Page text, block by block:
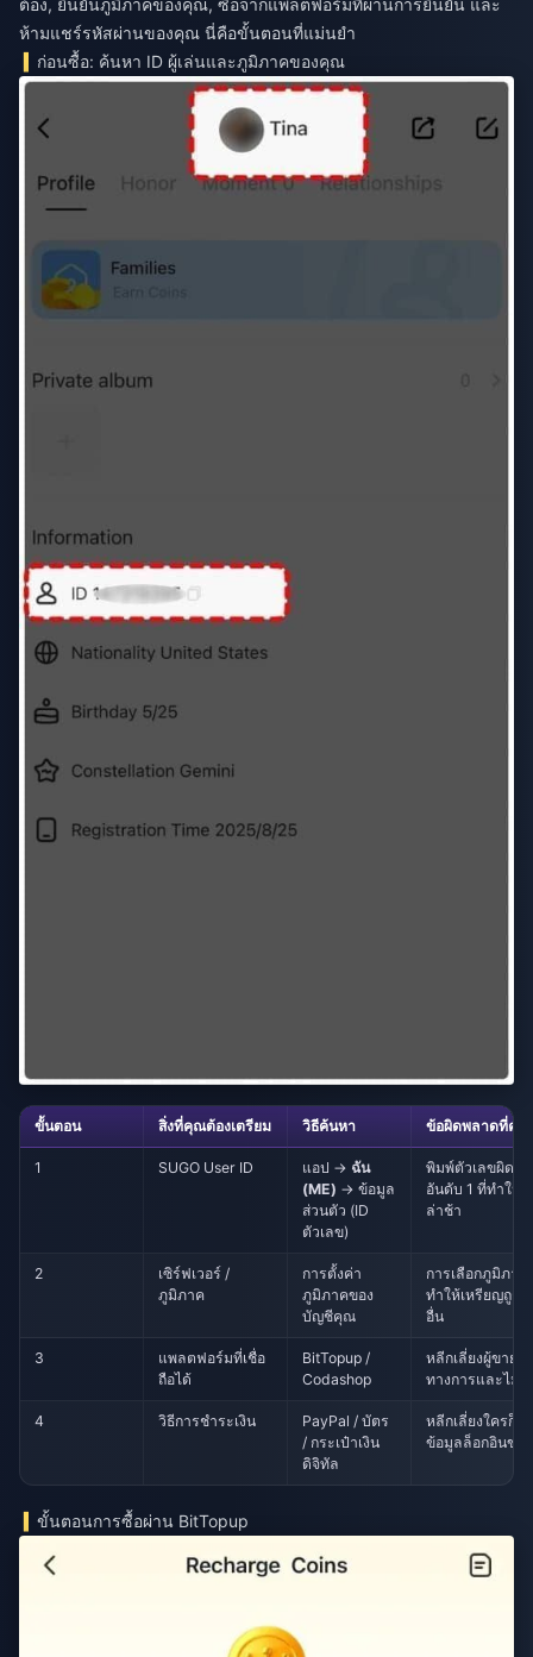
ต้อง, ยืนยันภูมิภาคของคุณ, ซื้อจากแพลตฟอร์มที่ผ่านการยืนยัน และ
ห้ามแชร์รหัสผ่านของคุณ นี่คือขั้นตอนที่แม่นยำ
ก่อนซื้อ: ค้นหา ID ผู้เล่นและภูมิภาคของคุณ
ขั้นตอน สิ่งที่คุณต้องเตรียม วิธีค้นหา ข้อผิดพลาดที่คว
1 SUGO User ID แอป → ฉัน
(ME) → ข้อมูล
ส่วนตัว (ID
ตัวเลข)
พิมพ์ตัวเลขผิด —
อันดับ 1 ที่ทำให้
ล่าช้า
2
เซิร์ฟเวอร์ /
ภูมิภาค
การตั้งค่า
ภูมิภาคของ
บัญชีคุณ
การเลือกภูมิภาค
ทำให้เหรียญถูกส่
อื่น
3
แพลตฟอร์มที่เชื่อ
ถือได้
BitTopup /
Codashop
หลีกเลี่ยงผู้ขายที่
ทางการและไม่มี
4 วิธีการชำระเงิน
PayPal / บัตร
/ กระเป๋าเงิน
ดิจิทัล
หลีกเลี่ยงใครก็ต
ข้อมูลล็อกอินขอ
ขั้นตอนการซื้อผ่าน BitTopup